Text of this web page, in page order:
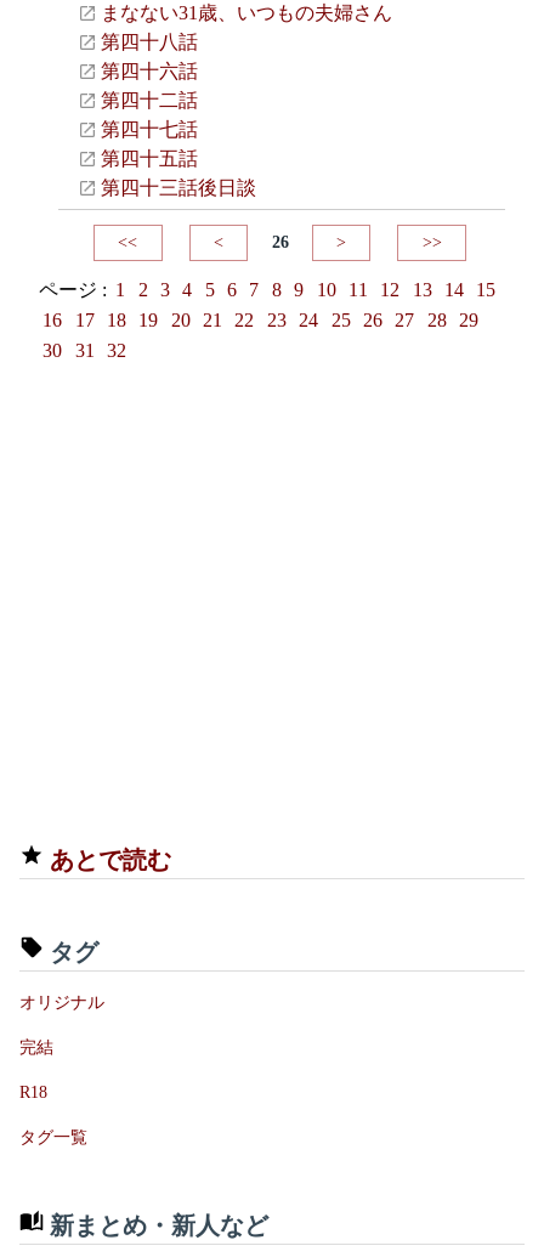
まなない31歳、いつもの夫婦さん
第四十八話
第四十六話
第四十二話
第四十七話
第四十五話
第四十三話後日談
<< < 26 > >>
ページ : 1 2 3 4 5 6 7 8 9 10 11 12 13 14
15
16
17 18 19 20 21 22 23 24 25 26 27 28
29
30
31 32
あとで読む
タグ
オリジナル
完結
R18
タグ一覧
新まとめ・新人など